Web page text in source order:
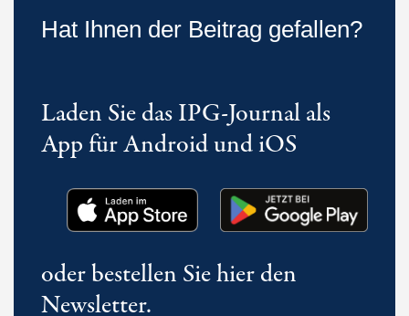
Hat Ihnen der Beitrag gefallen?
Laden Sie das IPG-Journal als
App für Android und iOS
oder bestellen Sie hier den
Newsletter.